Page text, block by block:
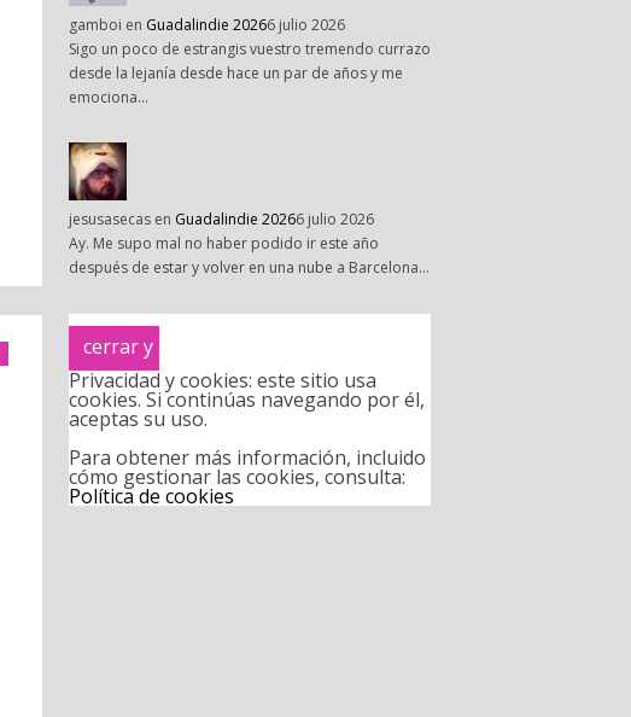
gamboi en Guadalindie 20266 julio 2026
Sigo un poco de estrangis vuestro tremendo currazo
desde la lejanía desde hace un par de años y me
emociona…
jesusasecas en Guadalindie 20266 julio 2026
Ay. Me supo mal no haber podido ir este año
después de estar y volver en una nube a Barcelona…
Privacidad y cookies: este sitio usa
cookies. Si continúas navegando por él,
aceptas su uso.
Para obtener más información, incluido
cómo gestionar las cookies, consulta:
Política de cookies